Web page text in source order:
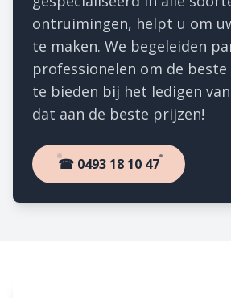
ontruimingen, helpt u om
te maken. We begeleiden
professionelen om de
te bieden bij het ledigen
dat aan de beste prijzen!
☎ 0493 18 10 47